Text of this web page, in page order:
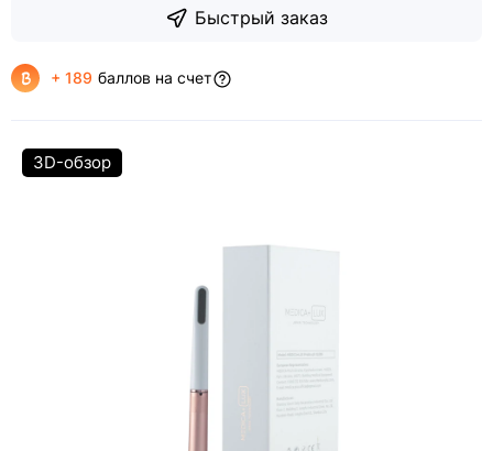
Быстрый заказ
+ 189 баллов на счет
3D-обзор